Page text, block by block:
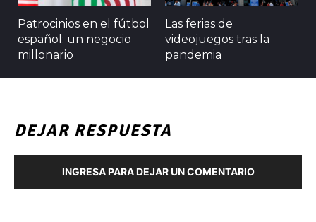
Patrocinios en el fútbol
español: un negocio
millonario
Las ferias de
videojuegos tras la
pandemia
DEJAR RESPUESTA
INGRESA PARA DEJAR UN COMENTARIO